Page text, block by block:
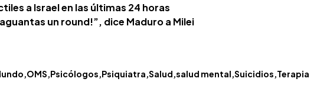
a Israel en las últimas 24 horas
un round!”, dice Maduro a Milei
OMS Psicólogos Psiquiatra Salud salud mental Suicidios Terapia